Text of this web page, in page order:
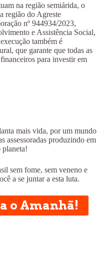
na região semiárida, o
região do Agreste
nº 944934/2023,
e Assistência Social,
também é
que garante que todas as
para investir em
mais vida, por um mundo
assessoradas produzindo em
planeta!
sem fome, sem veneno e
a se juntar a esta luta.
o Amanhã!